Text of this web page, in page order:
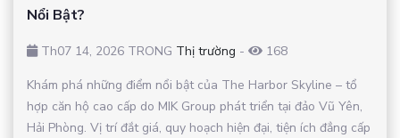
Nổi Bật?
Th07 14, 2026 TRONG Thị trường -
168
Khám phá những điểm nổi bật của The Harbor Skyline – tổ
hợp căn hộ cao cấp do MIK Group phát triển tại đảo Vũ Yên,
Hải Phòng. Vị trí đắt giá, quy hoạch hiện đại, tiện ích đẳng cấp